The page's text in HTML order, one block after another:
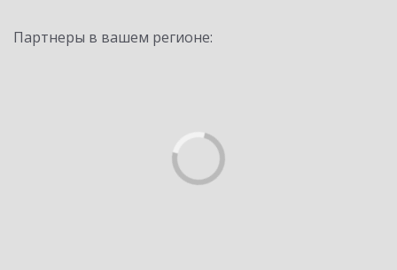
Партнеры в вашем регионе: